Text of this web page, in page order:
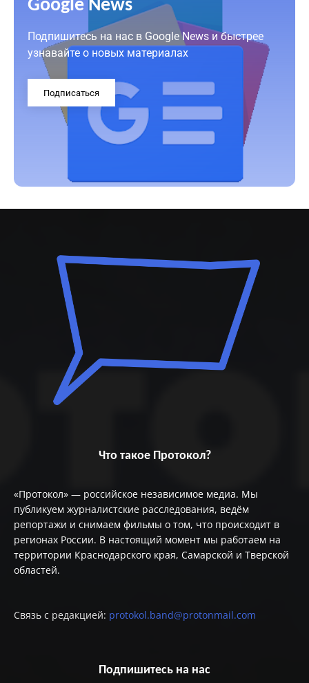
Google News
Подпишитесь на нас в Google News и быстрее
узнавайте о новых материалах
Подписаться
Что такое Протокол?
«Протокол» — российское независимое медиа. Мы
публикуем журналистские расследования, ведём
репортажи и снимаем фильмы о том, что происходит в
регионах России. В настоящий момент мы работаем на
территории Краснодарского края, Самарской и Тверской
областей.
Связь с редакцией: protokol.band@protonmail.com
Подпишитесь на нас